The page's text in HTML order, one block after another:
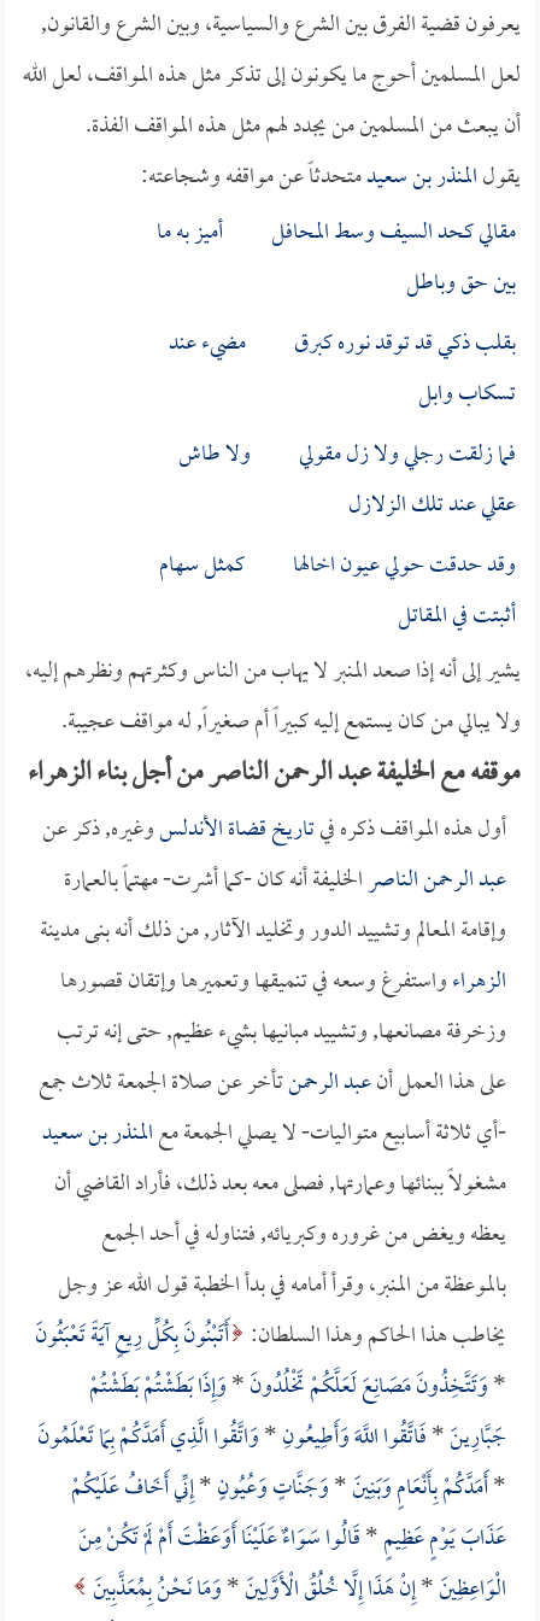
يعرفون قضية الفرق بين الشرع والسياسية، وبين الشرع والقانون,
لعل المسلمين أحوج ما يكونون إلى تذكر مثل هذه المواقف، لعل الله
أن يبعث من المسلمين من يجدد لهم مثل هذه المواقف الفذة.
يقولالمنذر بن سعيدمتحدثاً عن مواقفه وشجاعته:
مقالي كحد السيف وسط المحافل أميز به ما
بين حق وباطل
بقلب ذكي قد توقد نوره كبرق مضيء عند
تسكاب وابل
فما زلقت رجلي ولا زل مقولي ولا طاش
عقلي عند تلك الزلازل
وقد حدقت حولي عيون اخالها كمثل سهام
أثبتت في المقاتل
يشير إلى أنه إذا صعد المنبر لا يهاب من الناس وكثرتهم ونظرهم إليه،
ولا يبالي من كان يستمع إليه كبيراً أم صغيراً, له مواقف عجيبة.
موقفه مع الخليفة عبد الرحمن الناصر من أجل بناء الزهراء
أول هذه المواقف ذكره فيتاريخ قضاة الأندلسوغيره, ذكر عن
عبد الرحمن الناصرالخليفة أنه كان -كما أشرت- مهتماً بالعمارة
وإقامة المعالم وتشييد الدور وتخليد الآثار, من ذلك أنه بنى مدينة
الزهراءواستفرغ وسعه في تنميقها وتعميرها وإتقان قصورها
وزخرفة مصانعها, وتشييد مبانيها بشيء عظيم, حتى إنه ترتب
على هذا العمل أنعبد الرحمنتأخر عن صلاة الجمعة ثلاث جمع
-أي ثلاثة أسابيع متواليات- لا يصلي الجمعة معالمنذر بن سعيد
مشغولاً ببنائها وعمارتها, فصلى معه بعد ذلك، فأراد القاضي أن
يعظه ويغض من غروره وكبريائه, فتناوله في أحد الجمع
بالموعظة من المنبر، وقرأ أمامه في بدأ الخطبة قول الله عز وجل
يخاطب هذا الحاكم وهذا السلطان: أَتَبْنُونَ بِكُلِّ رِيعٍ آيَةً تَعْبَثُونَ
*وَتَتَّخِذُونَ مَصَانِعَ لَعَلَّكُمْ تَخْلُدُونَ*وَإِذَا بَطَشْتُمْ بَطَشْتُمْ
جَبَّارِينَ*فَاتَّقُوا اللَّهَ وَأَطِيعُونِ*وَاتَّقُوا الَّذِي أَمَدَّكُمْ بِمَا تَعْلَمُونَ
*أَمَدَّكُمْ بِأَنْعَامٍ وَبَنِينَ*وَجَنَّاتٍ وَعُيُونٍ*إِنِّي أَخَافُ عَلَيْكُمْ
عَذَابَ يَوْمٍ عَظِيمٍ*قَالُوا سَوَاءٌ عَلَيْنَا أَوَعَظْتَ أَمْ لَمْ تَكُنْ مِنَ
الْوَاعِظِينَ*إِنْ هَذَا إِلَّا خُلُقُ الْأَوَّلِينَ*وَمَا نَحْنُ بِمُعَذَّبِينَ